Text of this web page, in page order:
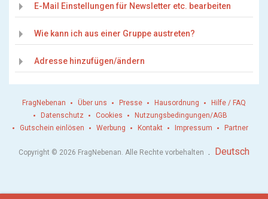
E-Mail Einstellungen für Newsletter etc. bearbeiten
Wie kann ich aus einer Gruppe austreten?
Adresse hinzufügen/ändern
FragNebenan Über uns Presse Hausordnung
Hilfe / FAQ
Datenschutz
Cookies
Nutzungsbedingungen/AGB
Gutschein einlösen
Werbung Kontakt Impressum Partner
Copyright © 2026 FragNebenan. Alle Rechte vorbehalten . Deutsch